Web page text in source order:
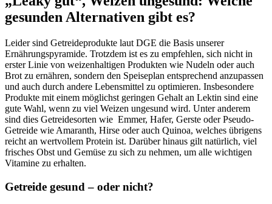
gesunden Alternativen gibt es?
Leider sind Getreideprodukte laut DGE die Basis unserer
Ernährungspyramide. Trotzdem ist es zu empfehlen, sich nicht in
erster Linie von weizenhaltigen Produkten wie Nudeln oder auch
Brot zu ernähren, sondern den Speiseplan entsprechend anzupassen
und auch durch andere Lebensmittel zu optimieren. Insbesondere
Produkte mit einem möglichst geringen Gehalt an Lektin sind eine
gute Wahl, wenn zu viel Weizen ungesund wird. Unter anderem
sind dies Getreidesorten wie Emmer, Hafer, Gerste oder Pseudo-
Getreide wie Amaranth, Hirse oder auch Quinoa, welches übrigens
reicht an wertvollem Protein ist. Darüber hinaus gilt natürlich, viel
frisches Obst und Gemüse zu sich zu nehmen, um alle wichtigen
Vitamine zu erhalten.
Getreide gesund – oder nicht?